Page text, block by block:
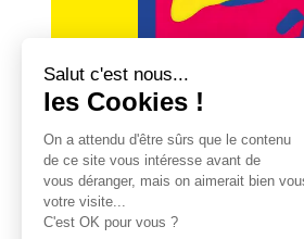
TG : Et les
comment chacun
BA :
Les chiffres
première fois au
les différentes
aussi fait le
pense qu’il s’agit
une réalité dans la